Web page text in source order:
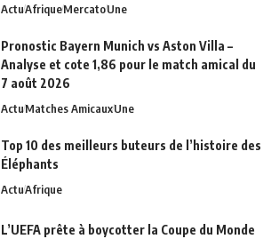
ActuAfriqueMercatoUne
Pronostic Bayern Munich vs Aston Villa –
Analyse et cote 1,86 pour le match amical du
7 août 2026
ActuMatches AmicauxUne
Top 10 des meilleurs buteurs de l’histoire des
Éléphants
ActuAfrique
L’UEFA prête à boycotter la Coupe du Monde